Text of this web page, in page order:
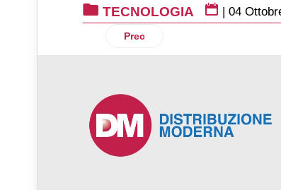
TECNOLOGIA | 04
Articolo precedente: Nicolis
Prec